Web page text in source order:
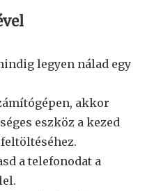
legyen nálad egy
akkor
eszköz a kezed
a telefonodat a